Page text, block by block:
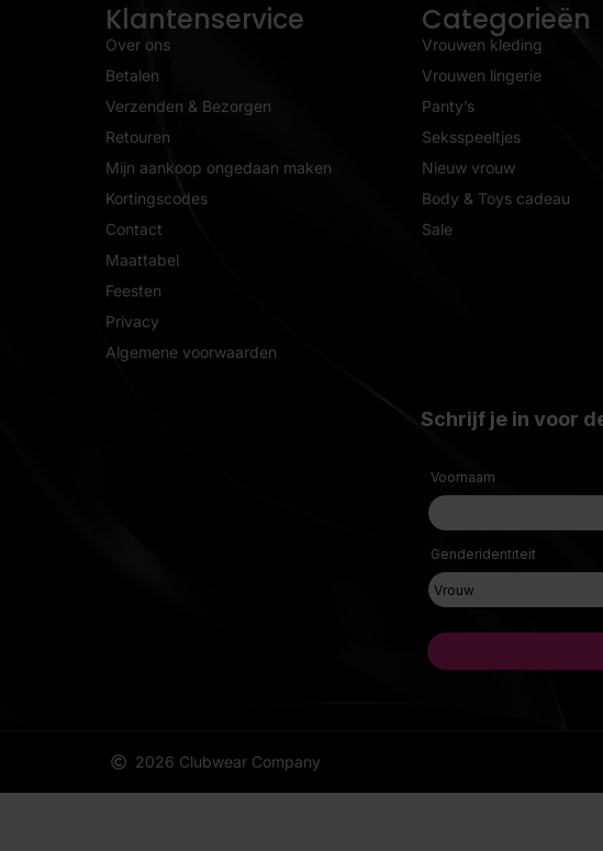
Klantenservice
Over ons
Betalen
Verzenden & Bezorgen
Retouren
Mijn aankoop ongedaan maken
Kortingscodes
Contact
Maattabel
Feesten
Privacy
Algemene voorwaarden
Categorieën
Vrouwen kleding
Vrouwen lingerie
Panty’s
Seksspeeltjes
Nieuw vrouw
Body & Toys cadeau
Sale
2026 Clubwear Company